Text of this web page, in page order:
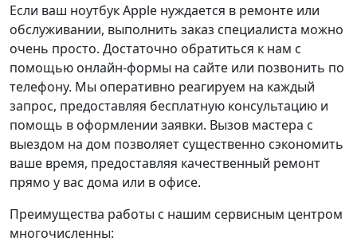
Если ваш ноутбук Apple нуждается в ремонте или
обслуживании, выполнить заказ специалиста можно
очень просто. Достаточно обратиться к нам с
помощью онлайн-формы на сайте или позвонить по
телефону. Мы оперативно реагируем на каждый
запрос, предоставляя бесплатную консультацию и
помощь в оформлении заявки. Вызов мастера с
выездом на дом позволяет существенно сэкономить
ваше время, предоставляя качественный ремонт
прямо у вас дома или в офисе.
Преимущества работы с нашим сервисным центром
многочисленны: